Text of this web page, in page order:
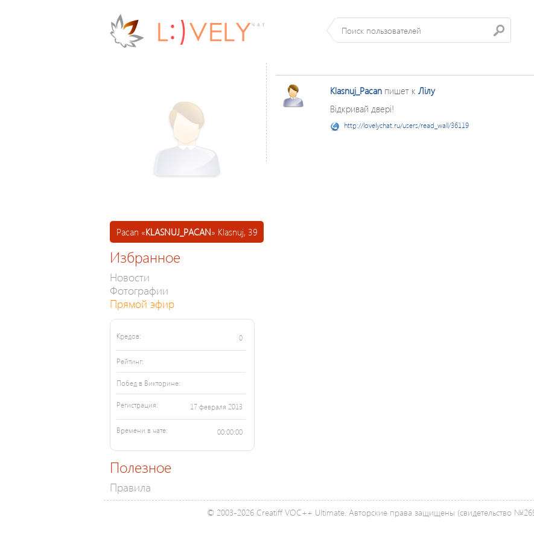
Pacan «KLASNUJ_PACAN» Klasnuj, 39
Избранное
Новости
Фотографии
Прямой эфир
Кредов: 0
Рейтинг:
Побед в Викторине:
Регистрация: 17 февраля 2013
Времени в чате: 00:00:00
Полезное
Правила
Klasnuj_Pacan пишет к Лілу
Відкривай двері!
http://lovelychat.ru/users/read_wall/36119
© 2003-2026 Creatiff VOC++ Ultimate. Авторские права защищены (свидетельство